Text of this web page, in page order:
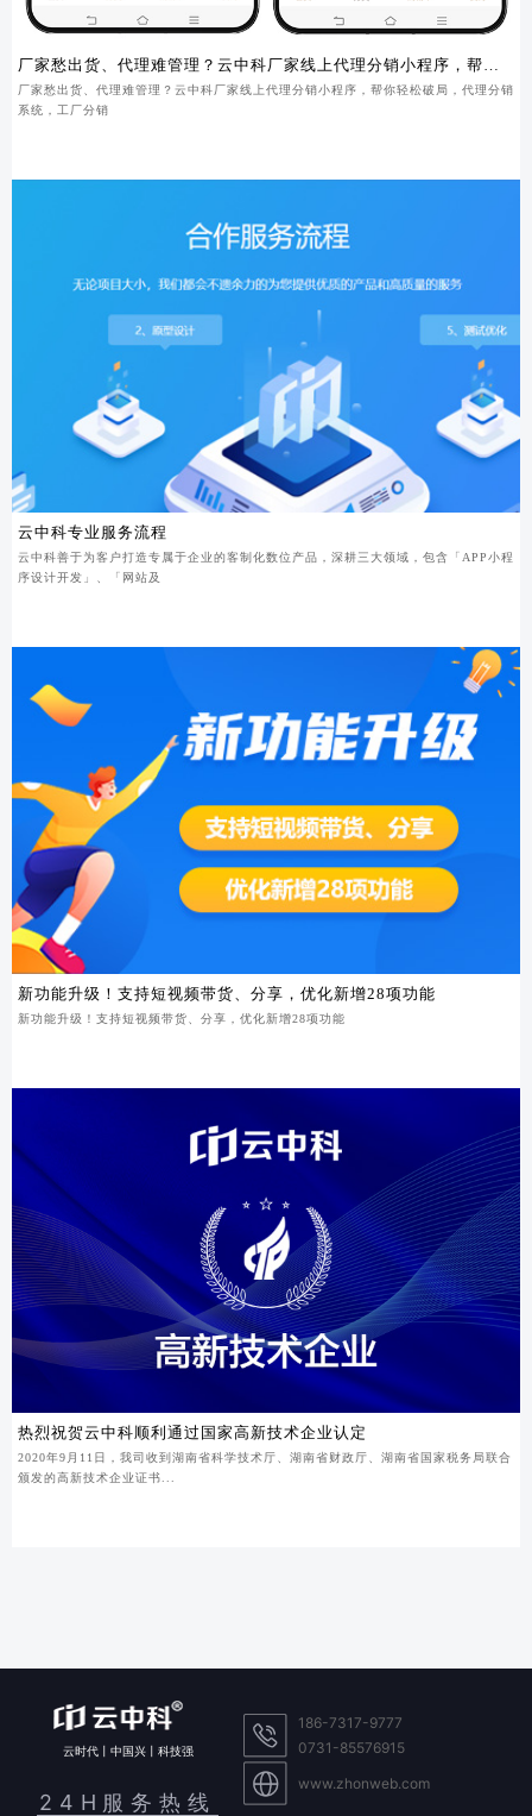
厂家愁出货、代理难管理？云中科厂家线上代理分销小程序，帮你
轻松破局
厂家愁出货、代理难管理？云中科厂家线上代理分销小程序，帮你轻松破局，代理分销
系统，工厂分销
云中科专业服务流程
云中科善于为客户打造专属于企业的客制化数位产品，深耕三大领域，包含「APP小程
序设计开发」、「网站及
新功能升级！支持短视频带货、分享，优化新增28项功能
新功能升级！支持短视频带货、分享，优化新增28项功能
热烈祝贺云中科顺利通过国家高新技术企业认定
2020年9月11日，我司收到湖南省科学技术厅、湖南省财政厅、湖南省国家税务局联合
颁发的高新技术企业证书...
云时代丨中国兴丨科技强
24H服务热线
186-7317-9777
0731-85576915
www.zhonweb.com